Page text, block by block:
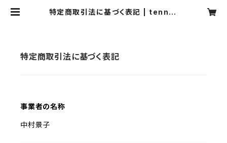
特定商取引法に基づく表記 | tennof
特定商取引法に基づく表記
事業者の名称
中村景子